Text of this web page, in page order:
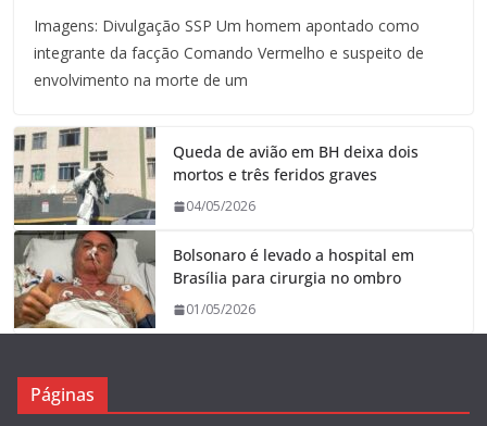
Imagens: Divulgação SSP Um homem apontado como
integrante da facção Comando Vermelho e suspeito de
envolvimento na morte de um
Queda de avião em BH deixa dois
mortos e três feridos graves
04/05/2026
Bolsonaro é levado a hospital em
Brasília para cirurgia no ombro
01/05/2026
Páginas